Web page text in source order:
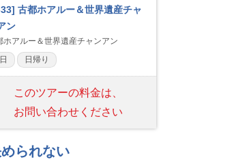
古都ホアルー＆世界遺産チャ
ン
ホアルー＆世界遺産チャンアン
日帰り
このツアーの料金は、
お問い合わせください
られない